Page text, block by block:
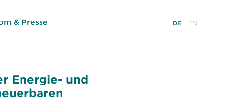
& Presse DE EN
Energie- und